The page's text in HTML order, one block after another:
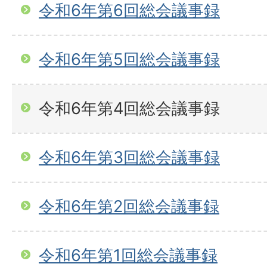
令和6年第6回総会議事録
令和6年第5回総会議事録
令和6年第4回総会議事録
令和6年第3回総会議事録
令和6年第2回総会議事録
令和6年第1回総会議事録